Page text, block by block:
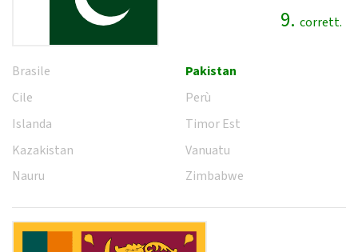
9. corrett.
Brasile
Cile
Islanda
Kazakistan
Nauru
Pakistan
Perù
Timor Est
Vanuatu
Zimbabwe